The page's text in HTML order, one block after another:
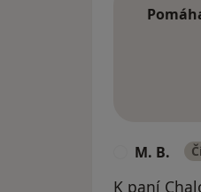
M. B.
K paní